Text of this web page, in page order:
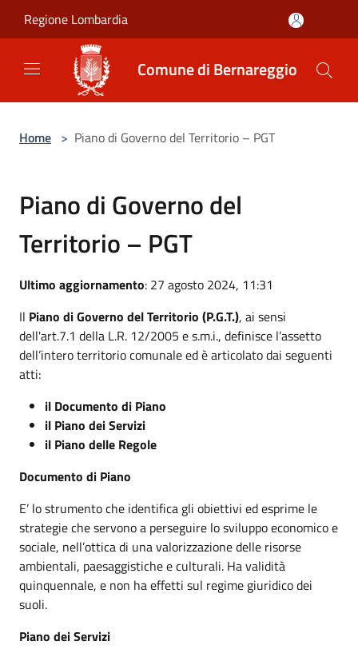
Regione Lombardia
Comune di Bernareggio
Home > Piano di Governo del Territorio – PGT
Piano di Governo del
Territorio – PGT
Ultimo aggiornamento: 27 agosto 2024, 11:31
Il Piano di Governo del Territorio (P.G.T.), ai sensi
dell'art.7.1 della L.R. 12/2005 e s.m.i., definisce l’assetto
dell’intero territorio comunale ed è articolato dai seguenti
atti:
il Documento di Piano
il Piano dei Servizi
il Piano delle Regole
Documento di Piano
E’ lo strumento che identifica gli obiettivi ed esprime le
strategie che servono a perseguire lo sviluppo economico e
sociale, nell’ottica di una valorizzazione delle risorse
ambientali, paesaggistiche e culturali. Ha validità
quinquennale, e non ha effetti sul regime giuridico dei
suoli.
Piano dei Servizi